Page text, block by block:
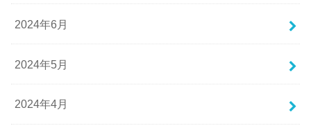
2024年6月
2024年5月
2024年4月